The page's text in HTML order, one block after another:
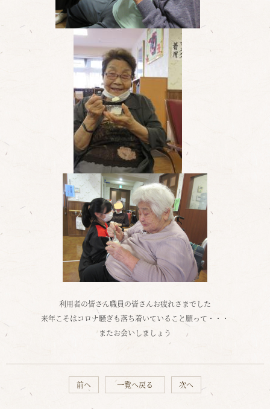
利用者の皆さん職員の皆さんお疲れさまでした
来年こそはコロナ騒ぎも落ち着いていること願って・・・
またお会いしましょう
前へ 一覧へ戻る 次へ